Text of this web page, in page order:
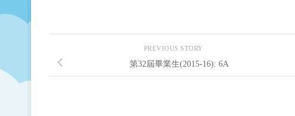
PREVIOUS STORY
第32屆畢業生(2015-16): 6A